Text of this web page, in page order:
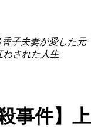
香子夫妻が愛した元
わされた人生
事件】上